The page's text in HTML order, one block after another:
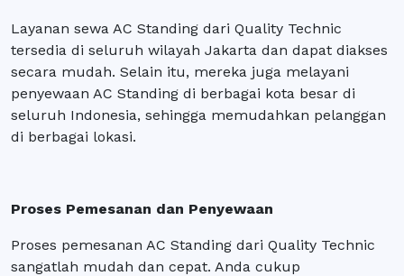
Layanan sewa AC Standing dari Quality Technic
tersedia di seluruh wilayah Jakarta dan dapat diakses
secara mudah. Selain itu, mereka juga melayani
penyewaan AC Standing di berbagai kota besar di
seluruh Indonesia, sehingga memudahkan pelanggan
di berbagai lokasi.
Proses Pemesanan dan Penyewaan
Proses pemesanan AC Standing dari Quality Technic
sangatlah mudah dan cepat. Anda cukup